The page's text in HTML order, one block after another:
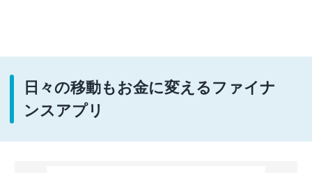
日々の移動もお金に変えるファイナ
ンスアプリ